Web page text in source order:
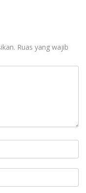
Ruas yang wajib